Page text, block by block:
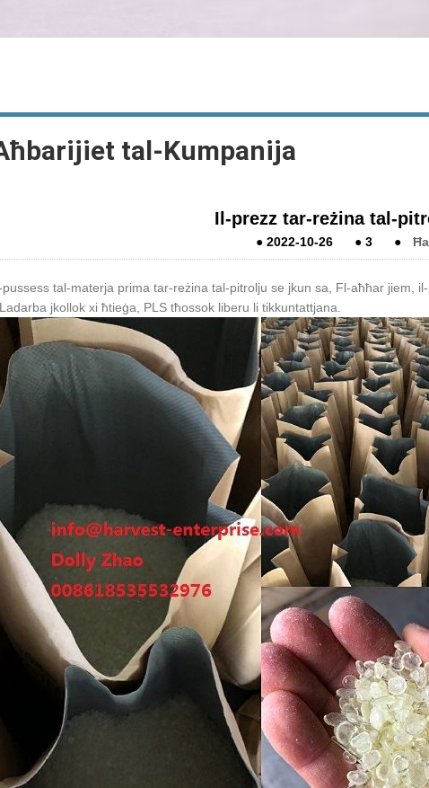
tal-Kumpanija
Il-prezz tar-reżina tal-
●2022-10-26 ●3 ●
pussess tal-materja prima tar-reżina tal-pitrolju se jkun sa, Fl-aħħar jiem,
Ladarba jkollok xi ħtieġa, PLS tħossok liberu li tikkuntattjana.